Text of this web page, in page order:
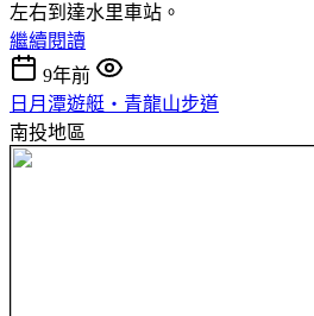
左右到達水里車站。
繼續閱讀
9年前
日月潭遊艇‧青龍山步道
南投地區